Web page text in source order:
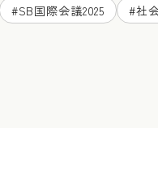
#SB国際会議2025 #社